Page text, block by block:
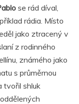
se rád díval,
rádia. Místo
jako ztracený v
z rodinného
známého jako
s průměrnou
tvořil shluk